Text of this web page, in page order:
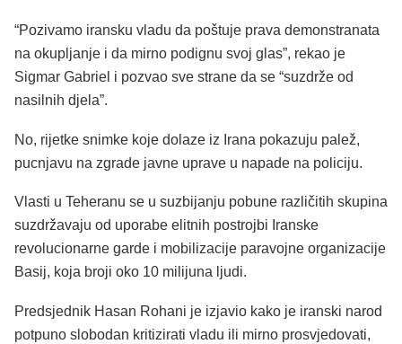
“Pozivamo iransku vladu da poštuje prava demonstranata
na okupljanje i da mirno podignu svoj glas”, rekao je
Sigmar Gabriel i pozvao sve strane da se “suzdrže od
nasilnih djela”.
No, rijetke snimke koje dolaze iz Irana pokazuju palež,
pucnjavu na zgrade javne uprave u napade na policiju.
Vlasti u Teheranu se u suzbijanju pobune različitih skupina
suzdržavaju od uporabe elitnih postrojbi Iranske
revolucionarne garde i mobilizacije paravojne organizacije
Basij, koja broji oko 10 milijuna ljudi.
Predsjednik Hasan Rohani je izjavio kako je iranski narod
potpuno slobodan kritizirati vladu ili mirno prosvjedovati,